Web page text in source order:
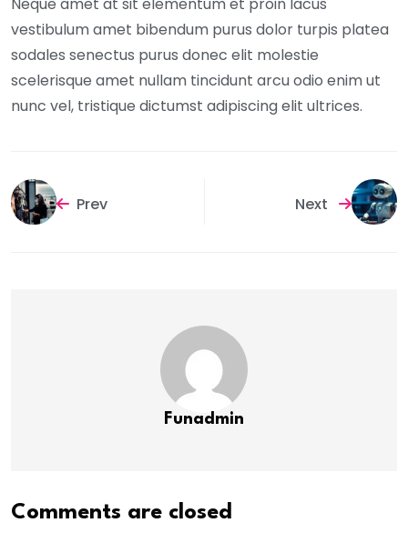
vestibulum amet bibendum purus dolor turpis platea
sodales senectus purus donec elit molestie
scelerisque amet nullam tincidunt arcu odio enim ut
nunc vel, tristique dictumst adipiscing elit ultrices.
Prev Next
Funadmin
Comments are closed